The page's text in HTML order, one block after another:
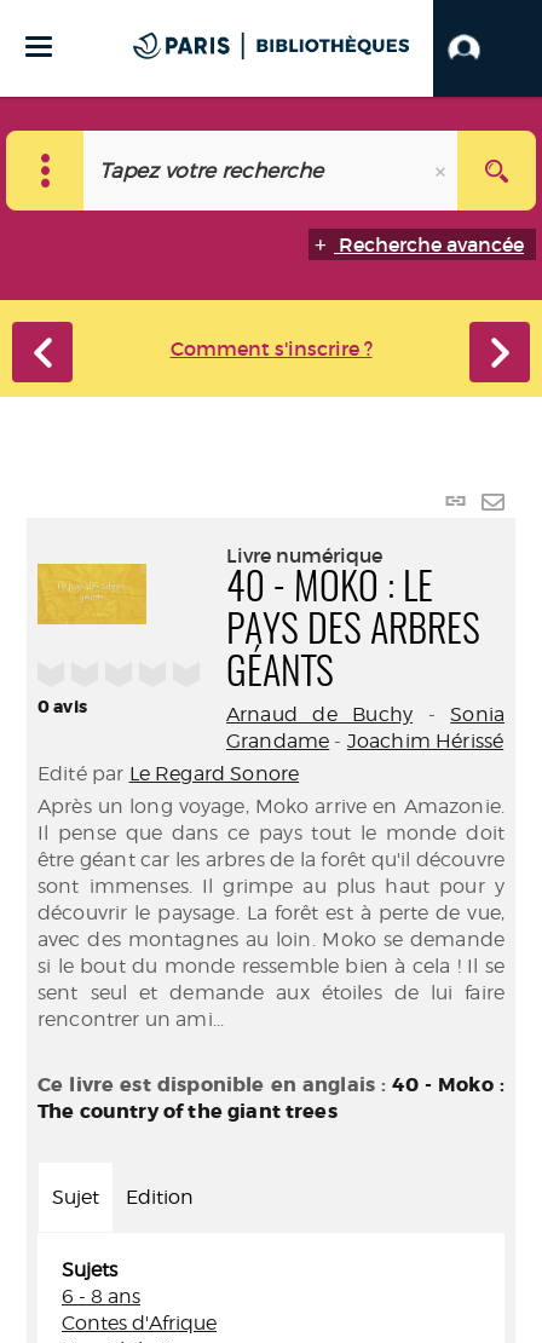
Recherche avancée
Comment s'inscrire ?
Lien
0avis
Livre numérique
40 - MOKO : LE
PAYS DES ARBRES
GÉANTS
Arnaud de Buchy -Sonia
Grandame - Joachim Hérissé
Edité par Le Regard Sonore
Après un long voyage, Moko arrive en Amazonie.
Il pense que dans ce pays tout le monde doit
être géant car les arbres de la forêt qu'il découvre
sont immenses. Il grimpe au plus haut pour y
découvrir le paysage. La forêt est à perte de vue,
avec des montagnes au loin. Moko se demande
si le bout du monde ressemble bien à cela ! Il se
sent seul et demande aux étoiles de lui faire
rencontrer un ami...
Ce livre est disponible en anglais :40 - Moko :
The country of the giant trees
Sujet Edition
Sujets
6 - 8 ans
Contes d'Afrique